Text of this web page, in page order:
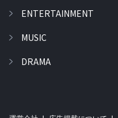
ENTERTAINMENT
MUSIC
DRAMA